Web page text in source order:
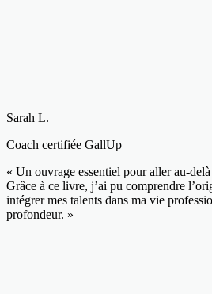
Sarah L.
Coach certifiée GallUp
« Un ouvrage essentiel pour aller au-
Grâce à ce livre, j’ai pu comprendre
intégrer mes talents dans ma vie
profondeur. »